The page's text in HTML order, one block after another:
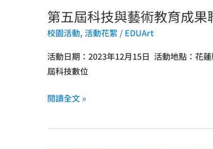
第五屆科技與藝術教育成
校園活動, 活動花絮 / EDUArt
活動日期：2023年12月15日 活動地點：花
屆科技數位
科
技
教
育
閱讀全文 »